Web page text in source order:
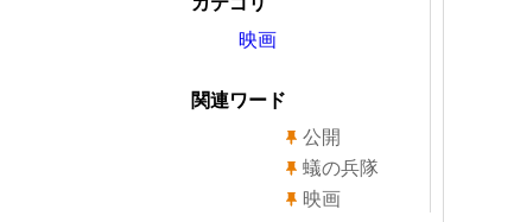
映画
関連ワード
公開
蟻の兵隊
映画